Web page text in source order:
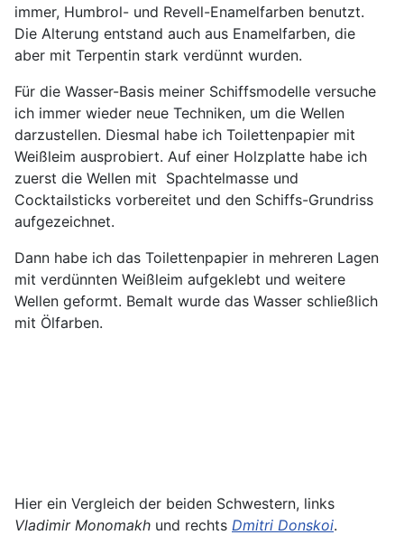
immer, Humbrol- und Revell-Enamelfarben benutzt.
Die Alterung entstand auch aus Enamelfarben, die
aber mit Terpentin stark verdünnt wurden.
Für die Wasser-Basis meiner Schiffsmodelle versuche
ich immer wieder neue Techniken, um die Wellen
darzustellen. Diesmal habe ich Toilettenpapier mit
Weißleim ausprobiert. Auf einer Holzplatte habe ich
zuerst die Wellen mit Spachtelmasse und
Cocktailsticks vorbereitet und den Schiffs-Grundriss
aufgezeichnet.
Dann habe ich das Toilettenpapier in mehreren Lagen
mit verdünnten Weißleim aufgeklebt und weitere
Wellen geformt. Bemalt wurde das Wasser schließlich
mit Ölfarben.
Hier ein Vergleich der beiden Schwestern, links
Vladimir Monomakh und rechts Dmitri Donskoi.